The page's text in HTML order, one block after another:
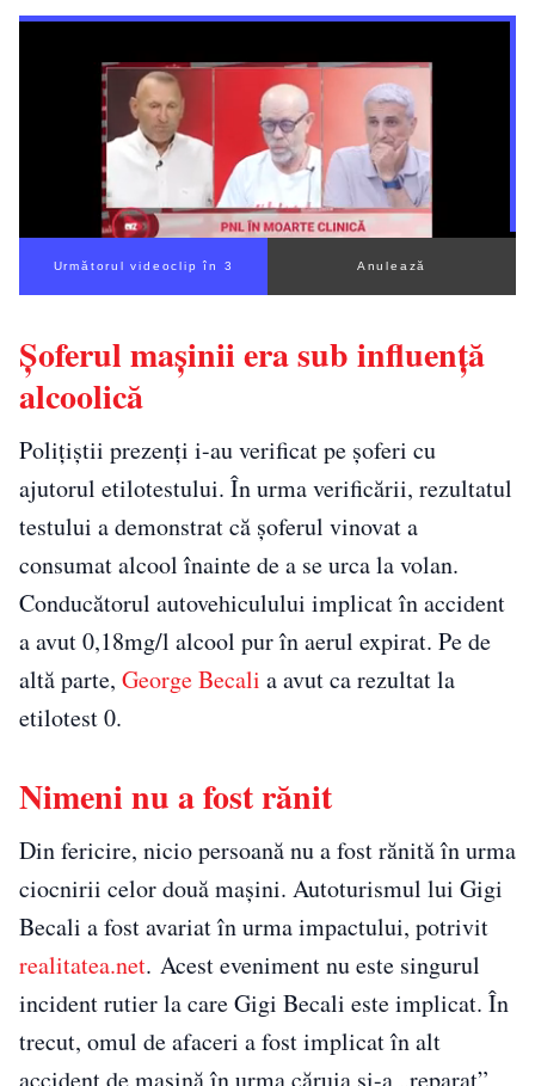
Următorul videoclip în 3 Anulează
Șoferul mașinii era sub influență
alcoolică
Polițiștii prezenți i-au verificat pe șoferi cu
ajutorul etilotestului. În urma verificării, rezultatul
testului a demonstrat că șoferul vinovat a
consumat alcool înainte de a se urca la volan.
Conducătorul autovehiculului implicat în accident
a avut 0,18mg/l alcool pur în aerul expirat. Pe de
altă parte, George Becali a avut ca rezultat la
etilotest 0.
Nimeni nu a fost rănit
Din fericire, nicio persoană nu a fost rănită în urma
ciocnirii celor două mașini. Autoturismul lui Gigi
Becali a fost avariat în urma impactului, potrivit
realitatea.net. Acest eveniment nu este singurul
incident rutier la care Gigi Becali este implicat. În
trecut, omul de afaceri a fost implicat în alt
accident de mașină în urma căruia și-a „reparat”